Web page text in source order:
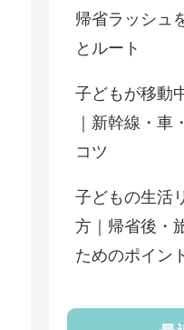
帰省ラッシュ
とルート
子どもが移動
｜新幹線・車
コツ
子どもの生活
方｜帰省後・
ためのポイン